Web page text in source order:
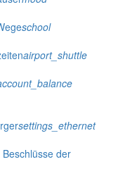
school
airport_shuttle
settings_ethernet
der